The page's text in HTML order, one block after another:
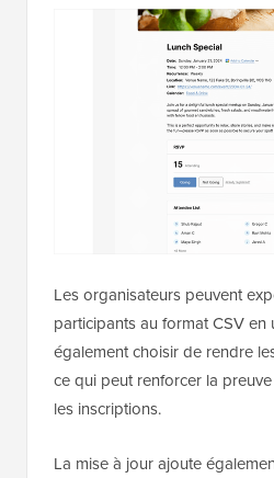
Les organisateurs peuvent
participants au format CSV en
également choisir de rendre
ce qui peut renforcer la
les inscriptions.
La mise à jour ajoute